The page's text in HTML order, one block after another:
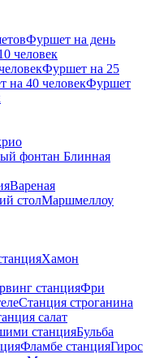
Фуршет на день
человек
Фуршет на 25
на 40 человекФуршет
фонтан Блинная
Вареная
столМаршмеллоу
Хамон
станцияФри
Станция строганина
салат
станцияБульба
Фламбе станцияГирос